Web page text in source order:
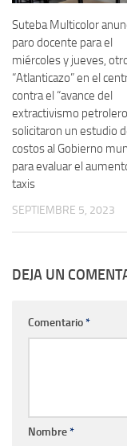
Suteba Multicolor
paro docente para el
miércoles y jueves,
“Atlanticazo” en el
contra el “avance del
extractivismo
solicitaron un estudio
costos al Gobierno
para evaluar el
taxis
SEPTIEMBRE 5, 2023
DEJA UN
Comentario*
Nombre*